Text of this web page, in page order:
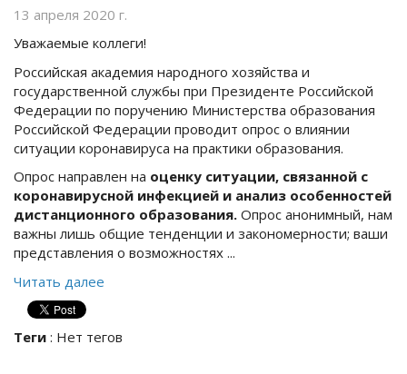
13 апреля 2020 г.
Уважаемые коллеги!
Российская академия народного хозяйства и
государственной службы при Президенте Российской
Федерации по поручению Министерства образования
Российской Федерации проводит опрос о влиянии
ситуации коронавируса на практики образования.
Опрос направлен на оценку ситуации, связанной с
коронавирусной инфекцией и анализ особенностей
дистанционного образования. Опрос анонимный, нам
важны лишь общие тенденции и закономерности; ваши
представления о возможностях ...
Читать далее
Теги : Нет тегов